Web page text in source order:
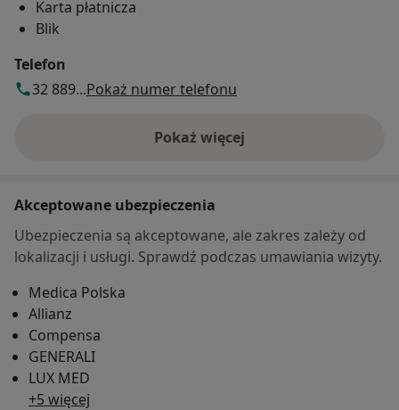
Karta płatnicza
Blik
Telefon
32 889...Pokaż numer telefonu
Pokaż więcej
o adresie
Akceptowane ubezpieczenia
Ubezpieczenia są akceptowane, ale zakres zależy od
lokalizacji i usługi. Sprawdź podczas umawiania wizyty.
Medica Polska
Allianz
Compensa
GENERALI
LUX MED
+5 więcej